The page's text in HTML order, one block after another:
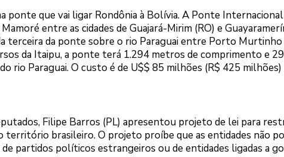
ponte que vai ligar Rondônia à Bolívia. A Ponte
entre as cidades de Guajará-Mirim (RO) e
terceira da ponte sobre o rio Paraguai entre Porto Murtinho
da Itaipu, a ponte terá 1.294 metros de comprimento e 29
rio Paraguai. O custo é de U$$ 85 milhões (R$ 425
Filipe Barros (PL) apresentou projeto de lei para
território brasileiro. O projeto proíbe que as entidades não
partidos políticos estrangeiros ou de entidades ligadas a